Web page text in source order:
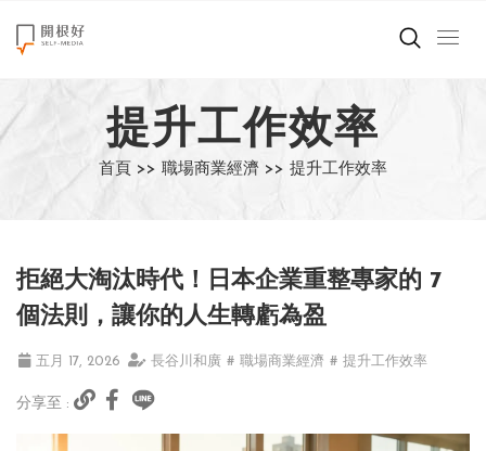
來點正能量
世界在想什麼
創造美好生活
職場商業經濟
影片專區
關於我們
提升工作效率
首頁 >> 職場商業經濟 >> 提升工作效率
拒絕大淘汰時代！日本企業重整專家的 7
個法則，讓你的人生轉虧為盈
五月 17, 2026 長谷川和廣 # 職場商業經濟 # 提升工作效率
分享至 :